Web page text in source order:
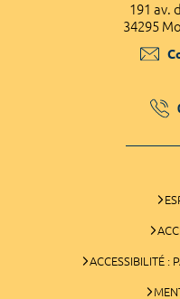
191 av.
34295
ACCESSIBILITÉ :